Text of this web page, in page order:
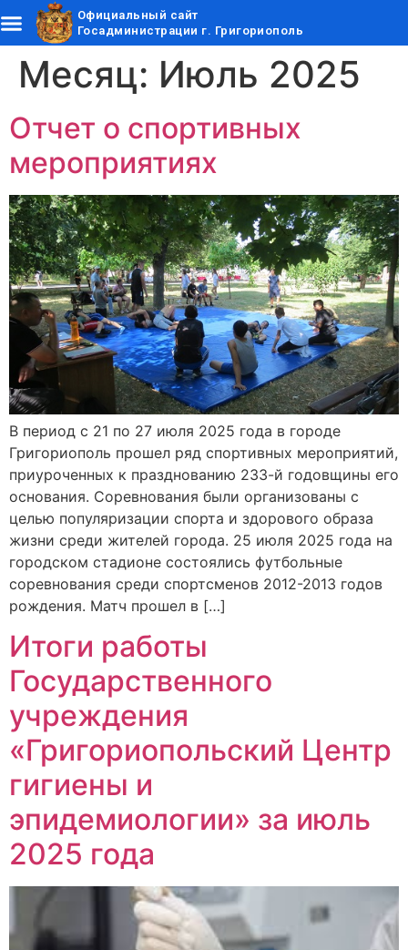
Официальный сайт
Госадминистрации г. Григориополь
Месяц: Июль 2025
Отчет о спортивных
мероприятиях
В период с 21 по 27 июля 2025 года в городе
Григориополь прошел ряд спортивных мероприятий,
приуроченных к празднованию 233-й годовщины его
основания. Соревнования были организованы с
целью популяризации спорта и здорового образа
жизни среди жителей города. 25 июля 2025 года на
городском стадионе состоялись футбольные
соревнования среди спортсменов 2012-2013 годов
рождения. Матч прошел в […]
Итоги работы
Государственного
учреждения
«Григориопольский Центр
гигиены и
эпидемиологии» за июль
2025 года